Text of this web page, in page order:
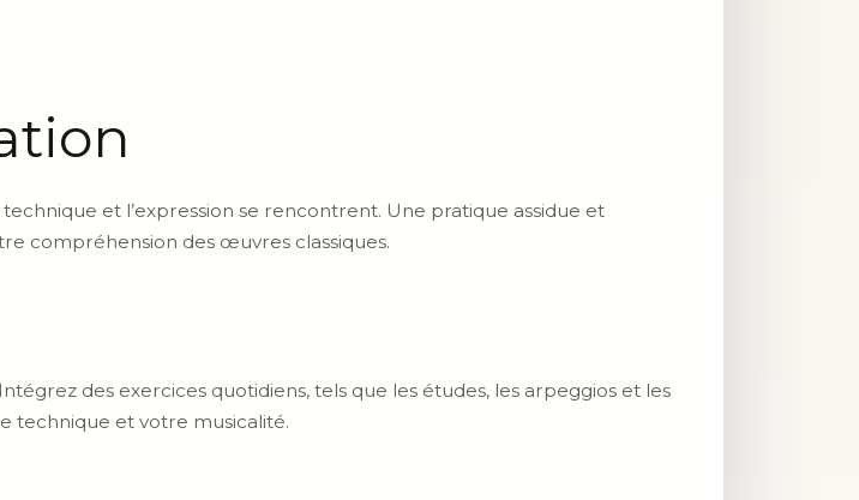
et l’expression se rencontrent. Une pratique assidue et
compréhension des œuvres classiques.
des exercices quotidiens, tels que les études, les arpeggios et les
technique et votre musicalité.